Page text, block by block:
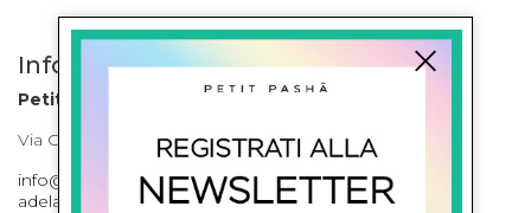
Info contatti
Petit Pasha
Via Cilea, 255 Napoli Corso Umberto I 301 Napoli
info@petitpasha.com, petitpasha@hotmail.it,
adelaide.petitpasha@hotmail.com